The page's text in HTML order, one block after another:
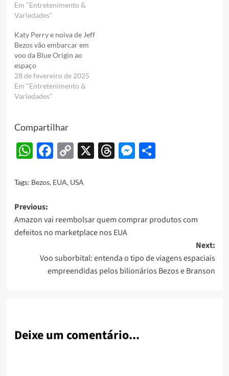
Em "Entretenimento &
Variedades"
Katy Perry e noiva de Jeff
Bezos vão embarcar em
voo da Blue Origin ao
espaço
28 de fevereiro de 2025
Em "Entretenimento &
Variedades"
Compartilhar
WhatsApp
Facebook
Copy
X Threads
Messenger
Share
Tags: Bezos, EUA, USA
Post
navigation
Previous:
Amazon vai reembolsar quem comprar produtos com
defeitos no marketplace nos EUA
Next:
Voo suborbital: entenda o tipo de viagens espaciais
empreendidas pelos bilionários Bezos e Branson
Deixe um comentário...